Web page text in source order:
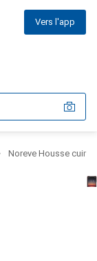
Vers l'app
Noreve Housse cuir